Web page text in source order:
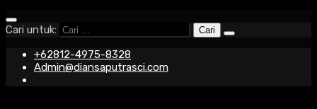
Cari untuk:
+62812-4975-8328
Admin@diansaputrasci.com